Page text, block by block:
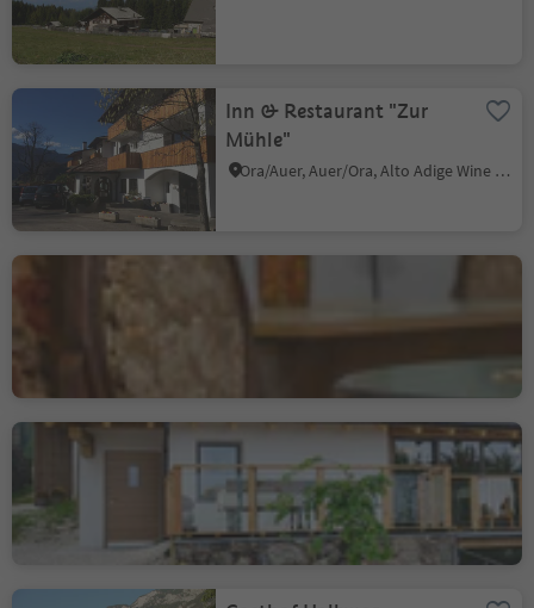
Inn & Restaurant "Zur
Mühle"
Ora/Auer, Auer/Ora, Alto Adige Wine Road
Bar Vaja
Mountain Inn Dorfner
Casignano/Gschnon, Montan/Montagna, Alto Adige Wine Road
Niveau de durabilité 2